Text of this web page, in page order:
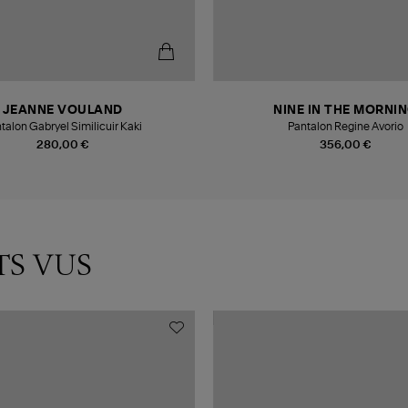
280,00 €
JEANNE VOULAND
Gabryel Similicuir Kaki
356,00 €
NINE IN THE
Pantalon Regine Avorio
VUS